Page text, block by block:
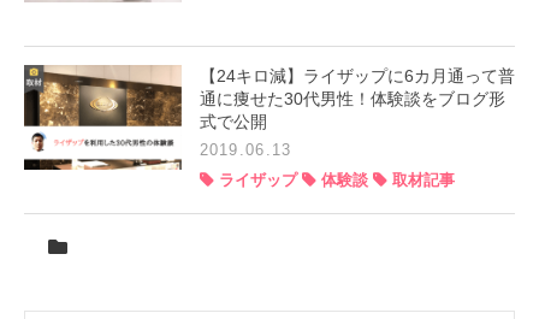
【24キロ減】ライザップに6カ月通って普
通に痩せた30代男性！体験談をブログ形
式で公開
2019.06.13
ライザップ
体験談 取材記事